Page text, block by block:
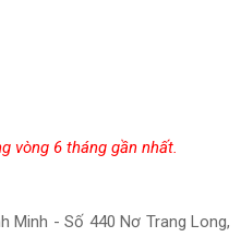
vòng 6 tháng gần nhất.
Minh - Số 440 Nơ Trang Long,